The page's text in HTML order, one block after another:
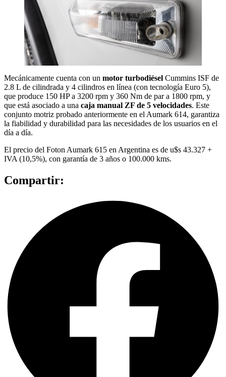
Mecánicamente cuenta con un motor turbodiésel Cummins ISF de
2.8 L de cilindrada y 4 cilindros en línea (con tecnología Euro 5),
que produce 150 HP a 3200 rpm y 360 Nm de par a 1800 rpm, y
que está asociado a una caja manual ZF de 5 velocidades. Este
conjunto motriz probado anteriormente en el Aumark 614, garantiza
la fiabilidad y durabilidad para las necesidades de los usuarios en el
día a día.
El precio del Foton Aumark 615 en Argentina es de u$s 43.327 +
IVA (10,5%), con garantía de 3 años o 100.000 kms.
Compartir: